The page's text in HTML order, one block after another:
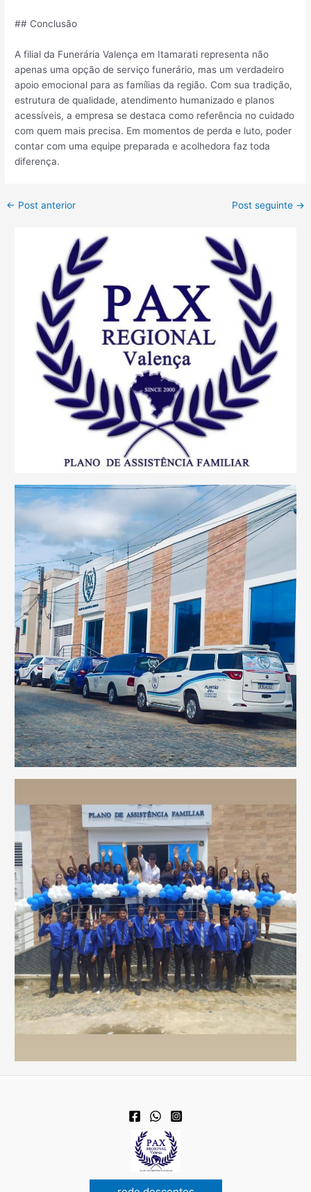
## Conclusão
A filial da Funerária Valença em Itamarati representa não
apenas uma opção de serviço funerário, mas um verdadeiro
apoio emocional para as famílias da região. Com sua tradição,
estrutura de qualidade, atendimento humanizado e planos
acessíveis, a empresa se destaca como referência no cuidado
com quem mais precisa. Em momentos de perda e luto, poder
contar com uma equipe preparada e acolhedora faz toda
diferença.
← Post anterior Post seguinte →